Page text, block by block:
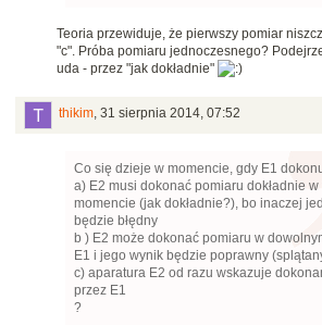
Teoria przewiduje, że pierwszy pomiar
"c". Próba pomiaru jednoczesnego?
uda - przez "jak dokładnie"
thikim, 31 sierpnia 2014, 07:52
Co się dzieje w momencie, gdy E1
a) E2 musi dokonać pomiaru dokładnie w
momencie (jak dokładnie?), bo inaczej
będzie błędny
b ) E2 może dokonać pomiaru w
E1 i jego wynik będzie poprawny
c) aparatura E2 od razu wskazuje
przez E1
?